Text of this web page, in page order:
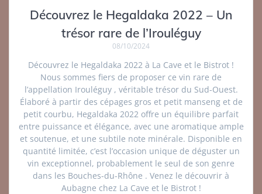
Découvrez le Hegaldaka 2022 – Un
trésor rare de l’Irouléguy
08/10/2024
Découvrez le Hegaldaka 2022 à La Cave et le Bistrot !
Nous sommes fiers de proposer ce vin rare de
l’appellation Irouléguy , véritable trésor du Sud-Ouest.
Élaboré à partir des cépages gros et petit manseng et de
petit courbu, Hegaldaka 2022 offre un équilibre parfait
entre puissance et élégance, avec une aromatique ample
et soutenue, et une subtile note minérale. Disponible en
quantité limitée, c’est l’occasion unique de déguster un
vin exceptionnel, probablement le seul de son genre
dans les Bouches-du-Rhône . Venez le découvrir à
Aubagne chez La Cave et le Bistrot !